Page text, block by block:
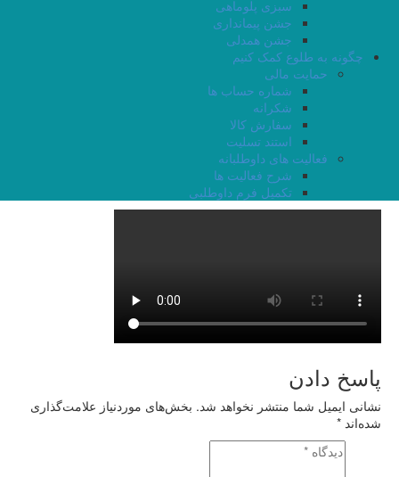
سبزی پلوماهی
جشن پیمانداری
جشن همدلی
چگونه به طلوع کمک کنیم
حمایت مالی
شماره حساب ها
شکرانه
سفارش کالا
استند تسلیت
فعالیت های داوطلبانه
شرح فعالیت ها
تکمیل فرم داوطلبی
پاسخ دادن
نشانی ایمیل شما منتشر نخواهد شد. بخش‌های موردنیاز علامت‌گذاری
شده‌اند*